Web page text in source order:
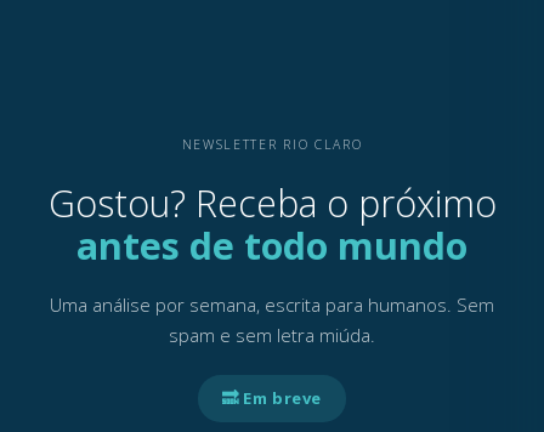
NEWSLETTER RIO CLARO
Gostou? Receba o próximo
antes de todo mundo
Uma análise por semana, escrita para humanos. Sem
spam e sem letra miúda.
🔜 Em breve